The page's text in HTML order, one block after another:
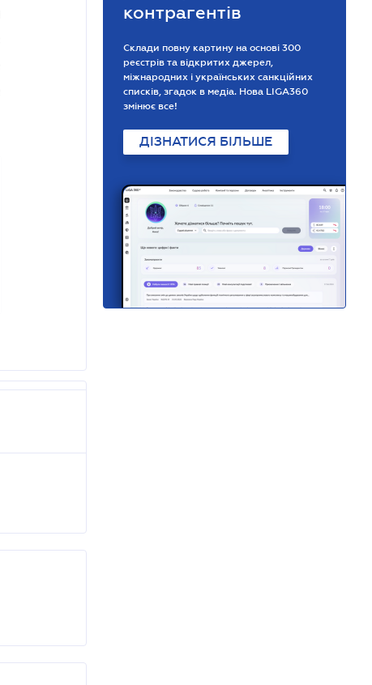
контрагентів
Склади повну картину на основі 300
реєстрів та відкритих джерел,
міжнародних і українських санкційних
списків, згадок в медіа. Нова LIGA360
змінює все!
ДІЗНАТИСЯ БІЛЬШЕ